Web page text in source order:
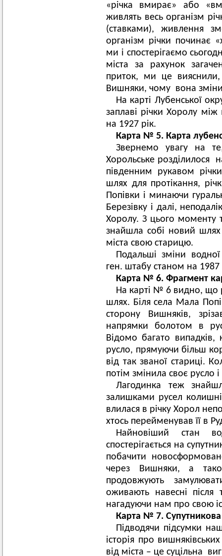
«річка вмирає» або
живлять весь організм
(ставками), живлення
організм річки починає
ми і спостерігаємо
міста за рахунок
приток, ми це
Вишняки, чому вона
На карті Лубенської
заплаві річки Хоролу
на 1927 рік.
Карта № 5. Карта
Звернемо увагу на
Хорольське розділилося
південним рукавом
шлях для протікання,
Попівки і минаючи
Березівку і далі,
Хоролу. З цього моменту
знайшла собі новий
міста свою старицю.
Подальші зміни
ген. штабу станом на 1987
Карта № 6. Фрагмент
На карті № 6 видно, що
шлях. Біля села Мала
сторону Вишняків,
напрямки болотом в
Відомо багато випадків,
русло, прямуючи більш
від так званої стариці.
потім змінила своє русло
Лагодинка теж
залишками русел
влилася в річку Хорол
хтось перейменував її в
Найновіший стан
спостерігається на
побачити
через Вишняки, а
продовжують
оживають навесні після
нагадуючи нам про свою
Карта № 7. Супутникова
Підводячи підсумки
історія про
від міста – це суцільна